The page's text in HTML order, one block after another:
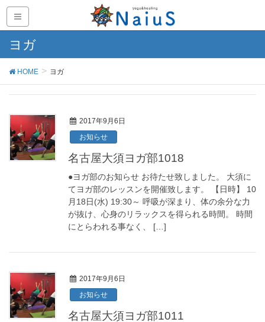
ヨガ
HOME ヨガ
2017年9月6日
お知らせ
名古屋大須ヨガ部1018
●ヨガ部のお知らせ お待たせ致しました。 大須に
てヨガ部のレッスンを開催致します。 【日時】 10
月18日(水) 19:30～ 呼吸が深まり、体の余分な力
が抜け、心身のリラックスを得られる時間。 時間
にとらわれる事なく、 […]
2017年9月6日
お知らせ
名古屋大須ヨガ部1011